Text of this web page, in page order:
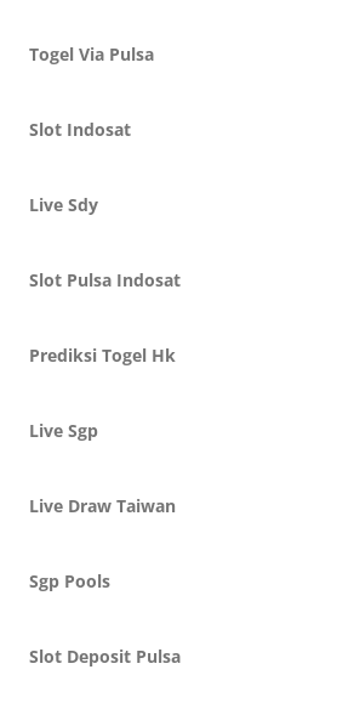
Togel Via Pulsa
Slot Indosat
Live Sdy
Slot Pulsa Indosat
Prediksi Togel Hk
Live Sgp
Live Draw Taiwan
Sgp Pools
Slot Deposit Pulsa